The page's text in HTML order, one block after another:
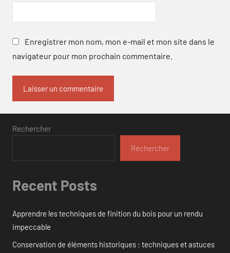
Enregistrer mon nom, mon e-mail et mon site dans le
navigateur pour mon prochain commentaire.
Rechercher
Rechercher
Recent Posts
Apprendre les techniques de finition du bois pour un rendu
impeccable
Conservation de éléments historiques : techniques et astuces